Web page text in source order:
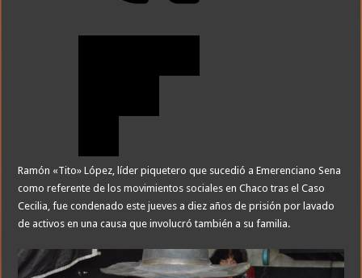
Ramón «Tito» López, líder piquetero que sucedió a Emerenciano Sena
como referente de los movimientos sociales en Chaco tras el Caso
Cecilia, fue condenado este jueves a diez años de prisión por lavado
de activos en una causa que involucró también a su familia.